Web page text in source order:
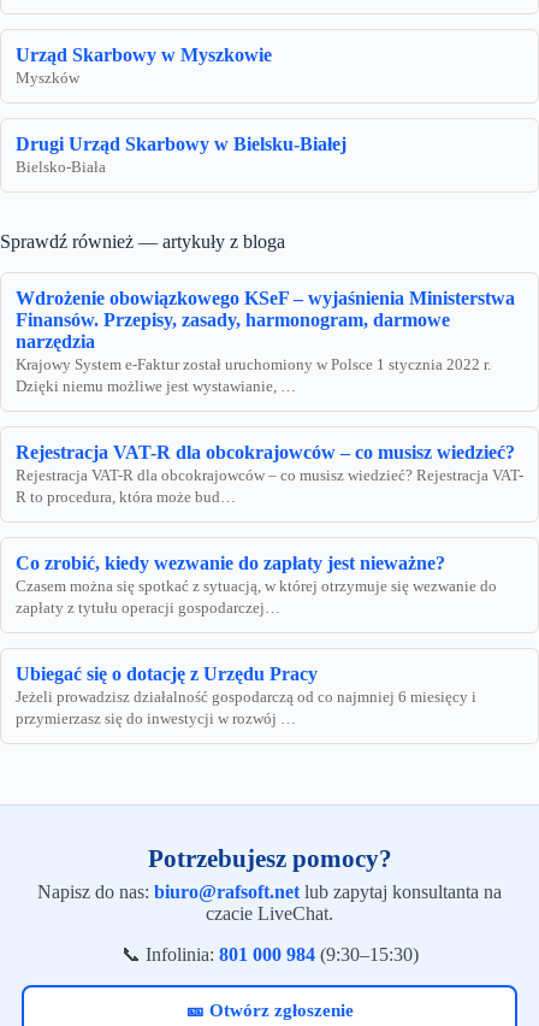
Urząd Skarbowy w Myszkowie
Myszków
Drugi Urząd Skarbowy w Bielsku-Białej
Bielsko-Biała
Sprawdź również — artykuły z bloga
Wdrożenie obowiązkowego KSeF – wyjaśnienia Ministerstwa
Finansów. Przepisy, zasady, harmonogram, darmowe
narzędzia
Krajowy System e-Faktur został uruchomiony w Polsce 1 stycznia 2022 r.
Dzięki niemu możliwe jest wystawianie, …
Rejestracja VAT-R dla obcokrajowców – co musisz wiedzieć?
Rejestracja VAT-R dla obcokrajowców – co musisz wiedzieć? Rejestracja VAT-
R to procedura, która może bud…
Co zrobić, kiedy wezwanie do zapłaty jest nieważne?
Czasem można się spotkać z sytuacją, w której otrzymuje się wezwanie do
zapłaty z tytułu operacji gospodarczej…
Ubiegać się o dotację z Urzędu Pracy
Jeżeli prowadzisz działalność gospodarczą od co najmniej 6 miesięcy i
przymierzasz się do inwestycji w rozwój …
Potrzebujesz pomocy?
Napisz do nas: biuro@rafsoft.net lub zapytaj konsultanta na
czacie LiveChat.
📞 Infolinia: 801 000 984(9:30–15:30)
🎫 Otwórz zgłoszenie